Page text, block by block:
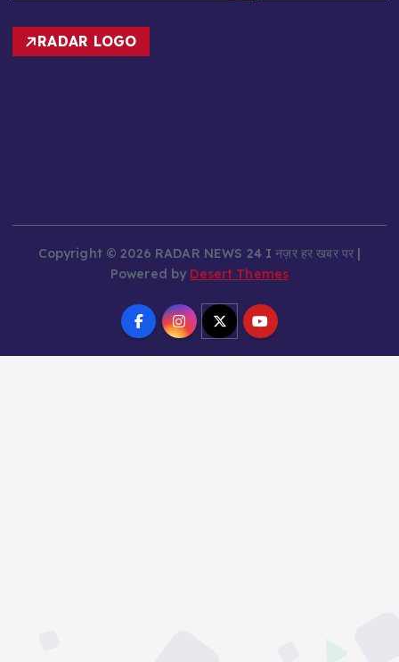
RADAR LOGO
Powered byDesert Themes